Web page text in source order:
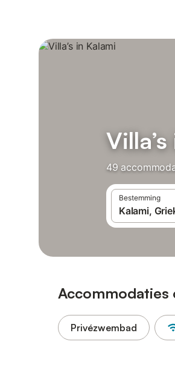
49
Bestemming
Accommodaties
Privézwembad